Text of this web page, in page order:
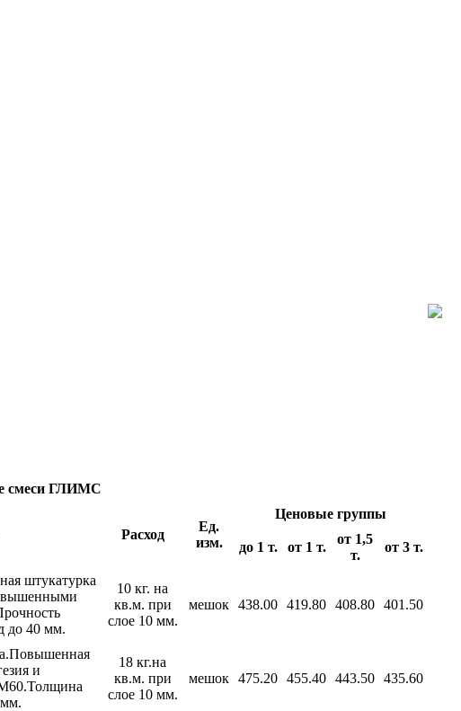
смеси ГЛИМС
Расход
Ед.
изм.
Ценовые группы
до 1 т. от 1 т.
от 1,5
т.
от 3 т.
штукатурка
до 40 мм.
10 кг. на
кв.м. при
слое 10 мм.
мешок 438.00 419.80 408.80 401.50
и
мм.
18 кг.на
кв.м. при
слое 10 мм.
мешок 475.20 455.40 443.50 435.60